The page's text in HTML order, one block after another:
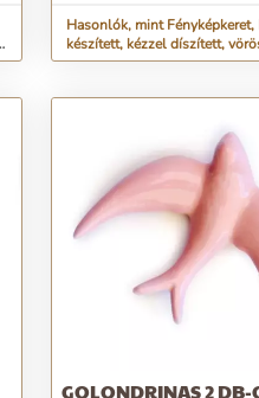
Hasonlók, mint Fényképkeret,
készített, kézzel díszített,
rózsákkal...
GOLONDRINAS 2 DB-